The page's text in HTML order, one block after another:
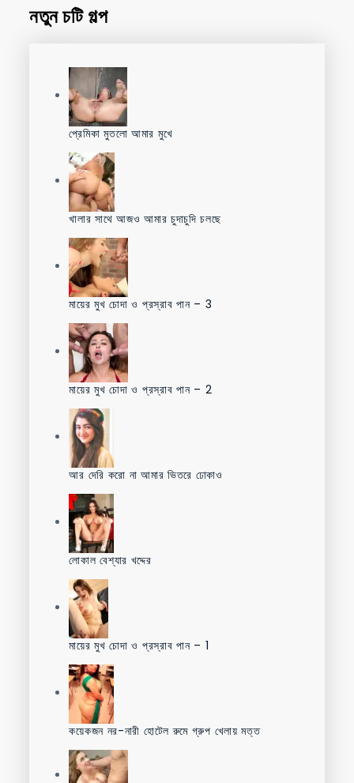
নতুন চটি গল্প
প্রেমিকা মুতলো আমার মুখে
খালার সাথে আজও আমার চুদাচুদি চলছে
মায়ের মুখ চোদা ও প্রস্রাব পান – 3
মায়ের মুখ চোদা ও প্রস্রাব পান – 2
আর দেরি করো না আমার ভিতরে ঢোকাও
লোকাল বেশ্যার খদ্দের
মায়ের মুখ চোদা ও প্রস্রাব পান – 1
কয়েকজন নর-নারী হোটেল রুমে গ্রুপ খেলায় মত্ত